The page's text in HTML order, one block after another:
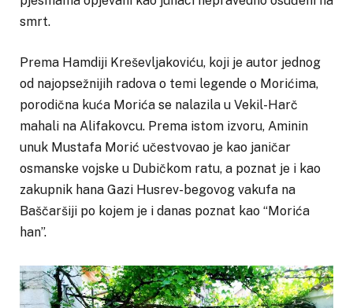
smrt.
Prema Hamdiji Kreševljakoviću, koji je autor jednog
od najopsežnijih radova o temi legende o Morićima,
porodična kuća Morića se nalazila u Vekil-Harč
mahali na Alifakovcu. Prema istom izvoru, Aminin
unuk Mustafa Morić učestvovao je kao janičar
osmanske vojske u Dubičkom ratu, a poznat je i kao
zakupnik hana Gazi Husrev-begovog vakufa na
Baščaršiji po kojem je i danas poznat kao “Morića
han”.